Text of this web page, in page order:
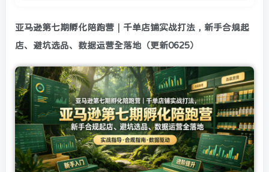
亚马逊第七期孵化陪跑营｜千单店铺实战打法，新手合规起
店、避坑选品、数据运营全落地（更新0625）